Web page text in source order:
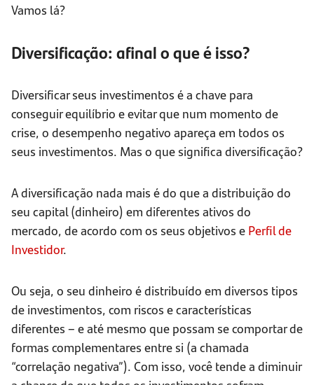
Vamos lá?
Diversificação: afinal o que é isso?
Diversificar seus investimentos é a chave para
conseguir equilíbrio e evitar que num momento de
crise, o desempenho negativo apareça em todos os
seus investimentos. Mas o que significa diversificação?
A diversificação nada mais é do que a distribuição do
seu capital (dinheiro) em diferentes ativos do
mercado, de acordo com os seus objetivos e Perfil de
Investidor.
Ou seja, o seu dinheiro é distribuído em diversos tipos
de investimentos, com riscos e características
diferentes – e até mesmo que possam se comportar de
formas complementares entre si (a chamada
“correlação negativa”). Com isso, você tende a diminuir